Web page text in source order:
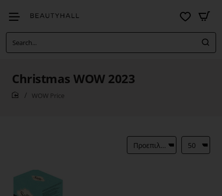
Search...
Christmas WOW 2023
WOW Price